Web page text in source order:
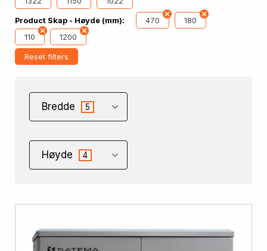
Product Skap - Høyde (mm): 470
180
110
1200
Reset filters
Bredde 5
Høyde 4